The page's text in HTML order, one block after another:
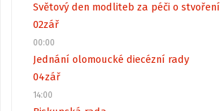
Světový den modliteb za péči o stvoření
02zář
00:00
Jednání olomoucké diecézní rady
04zář
14:00